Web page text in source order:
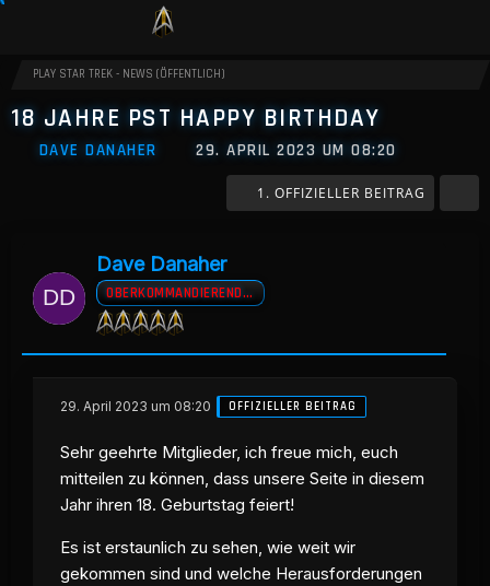
PLAY STAR TREK - NEWS (ÖFFENTLICH)
18 JAHRE PST HAPPY BIRTHDAY
DAVE DANAHER 29. APRIL 2023 UM 08:20
1. OFFIZIELLER BEITRAG
Dave Danaher
OBERKOMMANDIERENDER A.D
29. April 2023 um 08:20 OFFIZIELLER BEITRAG
Sehr geehrte Mitglieder, ich freue mich, euch
mitteilen zu können, dass unsere Seite in diesem
Jahr ihren 18. Geburtstag feiert!
Es ist erstaunlich zu sehen, wie weit wir
gekommen sind und welche Herausforderungen